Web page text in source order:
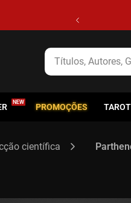
Títulos, Autores,
PROMOÇÕES
científica